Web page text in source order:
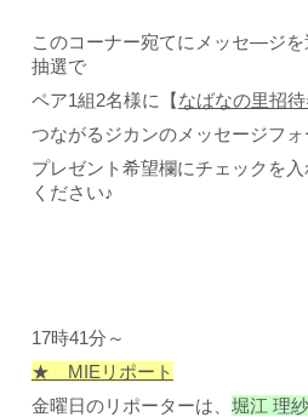
このコーナー宛てにメッセ―ジ
抽選で
ペア1組2名様に【なばなの里招
つながるジカンのメッセージフォ
プレゼント希望欄にチェックを
ください♪
17時41分～
★ MIEリポート
金曜日のリポーターは、 堀江 理